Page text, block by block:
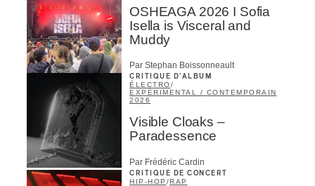
OSHEAGA 2026 I Sofia
Isella is Visceral and
Muddy
Par Stephan Boissonneault
CRITIQUE D'ALBUM
ÉLECTRO/
EXPÉRIMENTAL / CONTEMPORAIN
2026
Visible Cloaks –
Paradessence
Par Frédéric Cardin
CRITIQUE DE CONCERT
HIP-HOP /RAP